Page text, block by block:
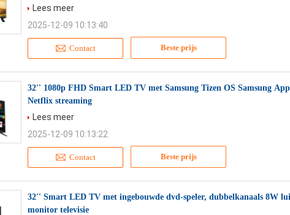
Contact Beste prijs
Lees meer
2025-12-09 10:13:40
32'' 1080p FHD Smart LED TV met Samsung Tizen OS Samsung
Netflix streaming
Contact Beste prijs
Lees meer
2025-12-09 10:13:22
32'' Smart LED TV met ingebouwde dvd-speler, dubbelkanaals 8W
monitor televisie